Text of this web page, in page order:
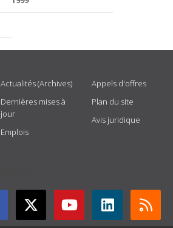
Actualités (Archives)
Dernières mises à
jour
Emplois
Appels d'offres
Plan du site
Avis juridique